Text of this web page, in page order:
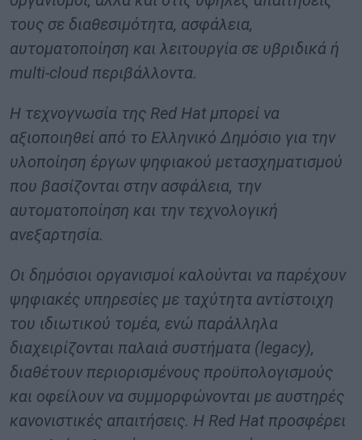
τους σε διαθεσιμότητα, ασφάλεια,
αυτοματοποίηση και λειτουργία σε υβριδικά ή
multi-cloud περιβάλλοντα.
Η τεχνογνωσία της Red Hat μπορεί να
αξιοποιηθεί από το Ελληνικό Δημόσιο για την
υλοποίηση έργων ψηφιακού μετασχηματισμού
που βασίζονται στην ασφάλεια, την
αυτοματοποίηση και την τεχνολογική
ανεξαρτησία.
Οι δημόσιοι οργανισμοί καλούνται να παρέχουν
ψηφιακές υπηρεσίες με ταχύτητα αντίστοιχη
του ιδιωτικού τομέα, ενώ παράλληλα
διαχειρίζονται παλαιά συστήματα (legacy),
διαθέτουν περιορισμένους προϋπολογισμούς
και οφείλουν να συμμορφώνονται με αυστηρές
κανονιστικές απαιτήσεις. Η Red Hat προσφέρει